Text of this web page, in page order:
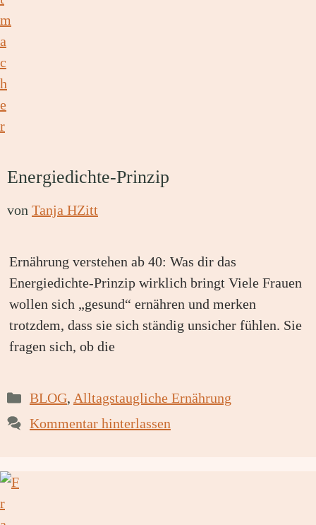
Energiedichte-Prinzip
von Tanja HZitt
Ernährung verstehen ab 40: Was dir das
Energiedichte-Prinzip wirklich bringt Viele Frauen
wollen sich „gesund“ ernähren und merken
trotzdem, dass sie sich ständig unsicher fühlen. Sie
fragen sich, ob die
Kategorien
BLOG, Alltagstaugliche Ernährung
Kommentar hinterlassen